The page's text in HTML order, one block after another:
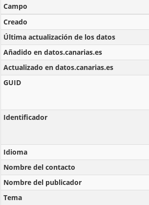
Campo
Creado
Última actualización de los datos
Añadido en datos.canarias.es
Actualizado en datos.canarias.es
GUID
Identificador
Idioma
Nombre del contacto
Nombre del publicador
Tema